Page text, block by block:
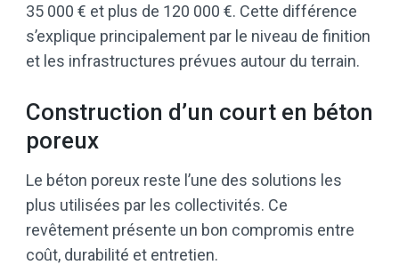
35 000 € et plus de 120 000 €. Cette différence
s’explique principalement par le niveau de finition
et les infrastructures prévues autour du terrain.
Construction d’un court en béton
poreux
Le béton poreux reste l’une des solutions les
plus utilisées par les collectivités. Ce
revêtement présente un bon compromis entre
coût, durabilité et entretien.